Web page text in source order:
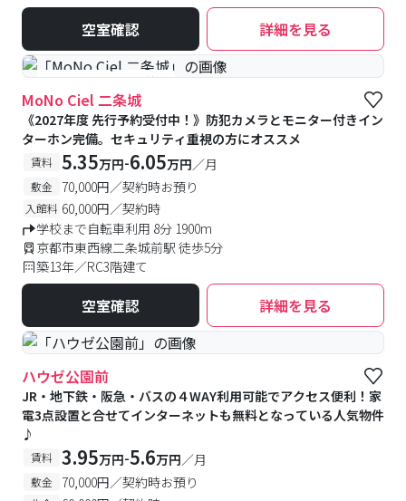
空室確認 詳細を見る
#予約受付中 #空室待ち
MoNo Ciel 二条城
《2027年度 先行予約受付中！》防犯カメラとモニター付きイン
ターホン完備。セキュリティ重視の方にオススメ
賃料 5.35万円-6.05万円／月
敷金 70,000円／契約時お預り
入館料 60,000円／契約時
学校まで自転車利用 8分 1900m
京都市東西線二条城前駅 徒歩5分
築13年／RC3階建て
空室確認 詳細を見る
ハウゼ公園前
JR・地下鉄・阪急・バスの４WAY利用可能でアクセス便利！家
電3点設置と合せてインターネットも無料となっている人気物件
♪
賃料 3.95万円-5.6万円／月
敷金 70,000円／契約時お預り